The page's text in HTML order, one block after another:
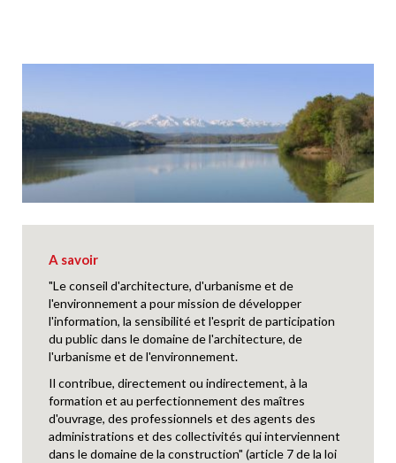
A savoir
"Le conseil d'architecture, d'urbanisme et de
l'environnement a pour mission de développer
l'information, la sensibilité et l'esprit de participation
du public dans le domaine de l'architecture, de
l'urbanisme et de l'environnement.
Il contribue, directement ou indirectement, à la
formation et au perfectionnement des maîtres
d'ouvrage, des professionnels et des agents des
administrations et des collectivités qui interviennent
dans le domaine de la construction" (article 7 de la loi